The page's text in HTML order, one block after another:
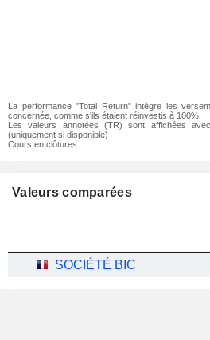
La performance "Total Return" intègre les
concernée, comme s'ils étaient réinvestis à 100%.
Les valeurs annotées (TR) sont affichées
(uniquement si disponible)
Cours en clôtures
Valeurs comparées
SOCIÉTÉ BIC